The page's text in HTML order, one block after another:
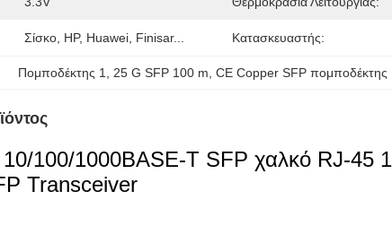
Σίσκο, HP, Huawei, Finisar... Κατασκευαστής:
Πομποδέκτης 1 25 G SFP 100 m , CE Copper SFP πομποδέκτης
100/1000BASE-T SFP χαλκό RJ-45
Transceiver